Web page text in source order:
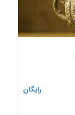
رایگان